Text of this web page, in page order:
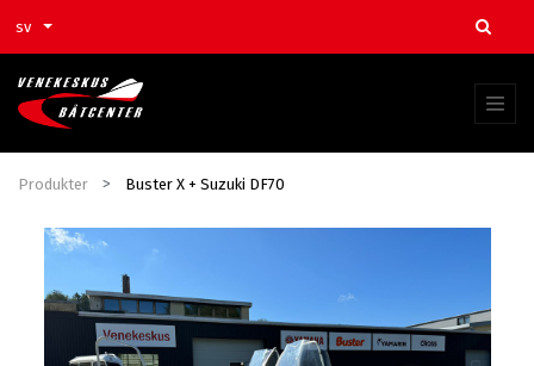
sv
Produkter Buster X + Suzuki DF70